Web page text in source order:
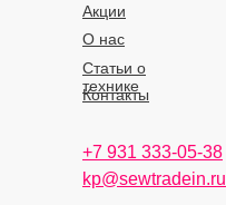
О нас
Статьи о
технике
Акции
Контакты
+7 931 333-05-38
kp@sewtradein.ru